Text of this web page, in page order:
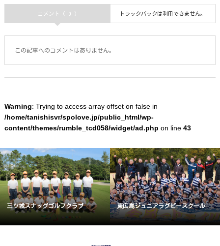
コメント ( 0 ) トラックバックは利用できません。
この記事へのコメントはありません。
Warning: Trying to access array offset on false in
/home/tanishisvr/spolove.jp/public_html/wp-
content/themes/rumble_tcd058/widget/ad.php on line43
三ツ城スナッグゴルフクラブ 東広島ジュニアラグビースクール